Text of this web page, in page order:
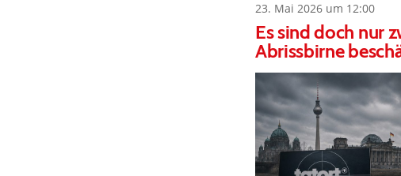
23. Mai 2026 um 12:00
Es sind doch nur
Abrissbirne